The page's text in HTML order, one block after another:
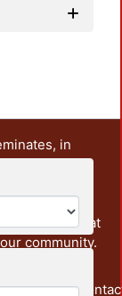
in
research
some
from the
that
community.